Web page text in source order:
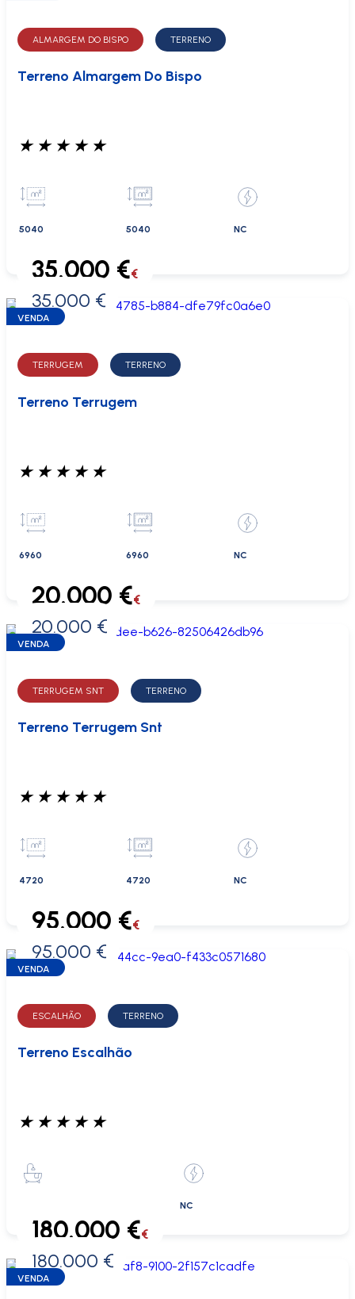
ALMARGEM DO BISPO TERRENO
Terreno Almargem Do Bispo
★ ★ ★ ★ ★
5040 5040 NC
0 €
35.000 €€
35.000 €
VENDA
TERRUGEM TERRENO
Terreno Terrugem
★ ★ ★ ★ ★
6960 6960 NC
0 €
20.000 €€
20.000 €
VENDA
TERRUGEM SNT TERRENO
Terreno Terrugem Snt
★ ★ ★ ★ ★
4720 4720 NC
0 €
95.000 €€
95.000 €
VENDA
ESCALHÃO TERRENO
Terreno Escalhão
★ ★ ★ ★ ★
NC
0 €
180.000 €€
180.000 €
VENDA